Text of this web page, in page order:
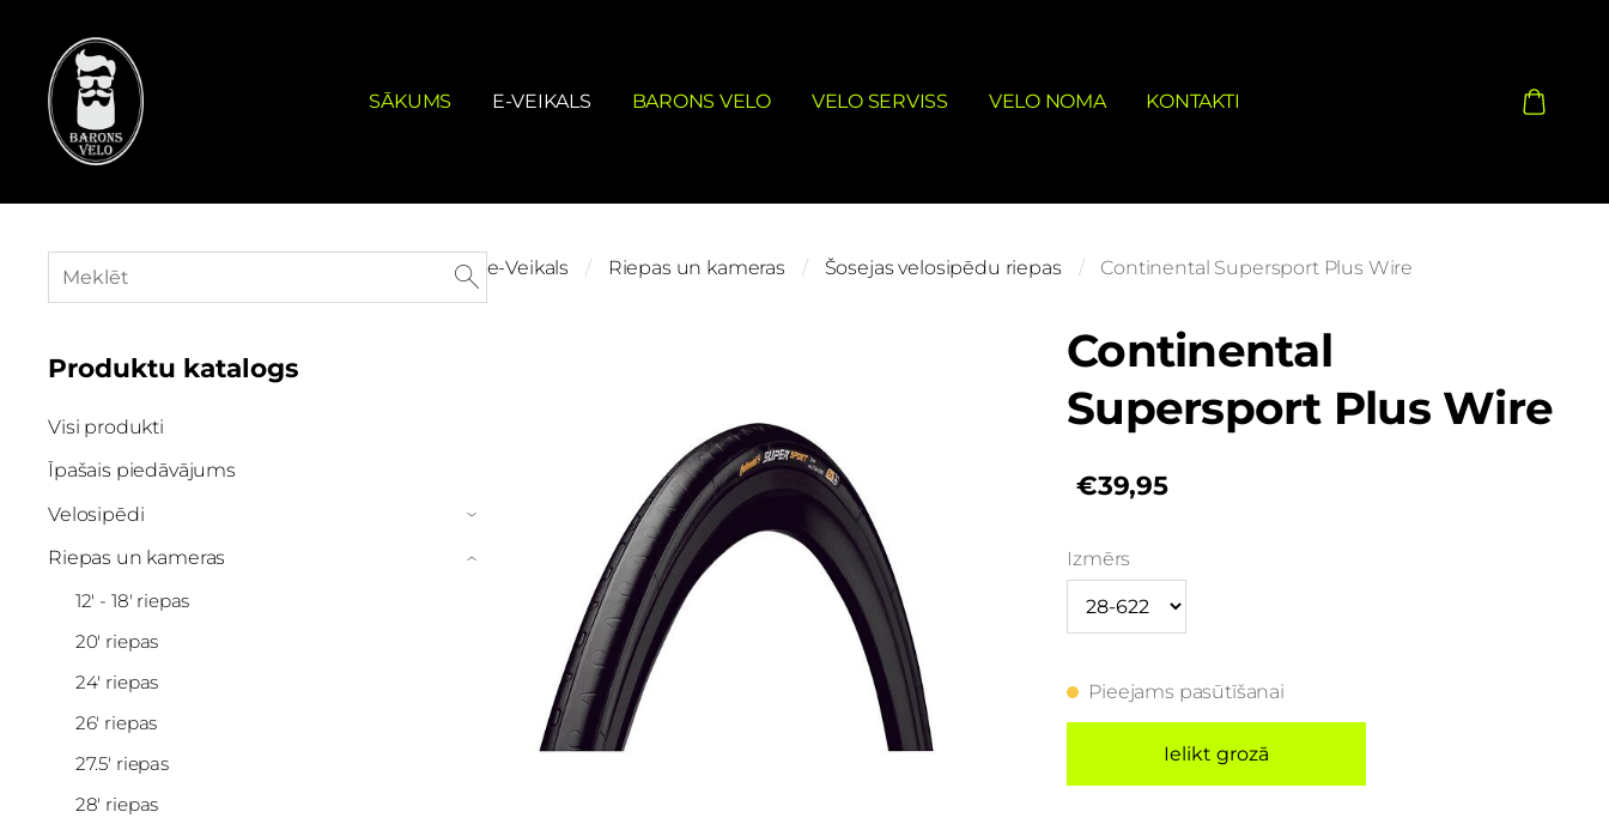
SĀKUMS E-VEIKALS BARONS VELO VELO SERVISS VELO NOMA KONTAKTI
Produktu katalogs
Visi produkti
Īpašais piedāvājums
Velosipēdi
›
Riepas un kameras
12' - 18' riepas
20' riepas
24' riepas
26' riepas
27.5' riepas
28' riepas
›
e-Veikals Riepas un kameras Šosejas velosipēdu riepas Continental Supersport Plus Wire
Continental
Supersport Plus Wire
€39,95
Izmērs
Pieejams pasūtīšanai
Ielikt grozā